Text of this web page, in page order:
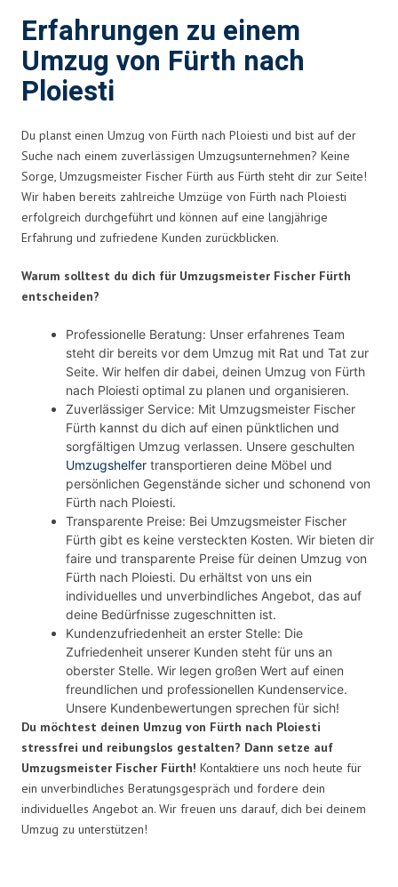
Erfahrungen zu einem
Umzug von Fürth nach
Ploiesti
Du planst einen Umzug von Fürth nach Ploiesti und bist auf der
Suche nach einem zuverlässigen Umzugsunternehmen? Keine
Sorge, Umzugsmeister Fischer Fürth aus Fürth steht dir zur Seite!
Wir haben bereits zahlreiche Umzüge von Fürth nach Ploiesti
erfolgreich durchgeführt und können auf eine langjährige
Erfahrung und zufriedene Kunden zurückblicken.
Warum solltest du dich für Umzugsmeister Fischer Fürth
entscheiden?
Professionelle Beratung: Unser erfahrenes Team
steht dir bereits vor dem Umzug mit Rat und Tat zur
Seite. Wir helfen dir dabei, deinen Umzug von Fürth
nach Ploiesti optimal zu planen und organisieren.
Zuverlässiger Service: Mit Umzugsmeister Fischer
Fürth kannst du dich auf einen pünktlichen und
sorgfältigen Umzug verlassen. Unsere geschulten
Umzugshelfer transportieren deine Möbel und
persönlichen Gegenstände sicher und schonend von
Fürth nach Ploiesti.
Transparente Preise: Bei Umzugsmeister Fischer
Fürth gibt es keine versteckten Kosten. Wir bieten dir
faire und transparente Preise für deinen Umzug von
Fürth nach Ploiesti. Du erhältst von uns ein
individuelles und unverbindliches Angebot, das auf
deine Bedürfnisse zugeschnitten ist.
Kundenzufriedenheit an erster Stelle: Die
Zufriedenheit unserer Kunden steht für uns an
oberster Stelle. Wir legen großen Wert auf einen
freundlichen und professionellen Kundenservice.
Unsere Kundenbewertungen sprechen für sich!
Du möchtest deinen Umzug von Fürth nach Ploiesti
stressfrei und reibungslos gestalten? Dann setze auf
Umzugsmeister Fischer Fürth! Kontaktiere uns noch heute für
ein unverbindliches Beratungsgespräch und fordere dein
individuelles Angebot an. Wir freuen uns darauf, dich bei deinem
Umzug zu unterstützen!